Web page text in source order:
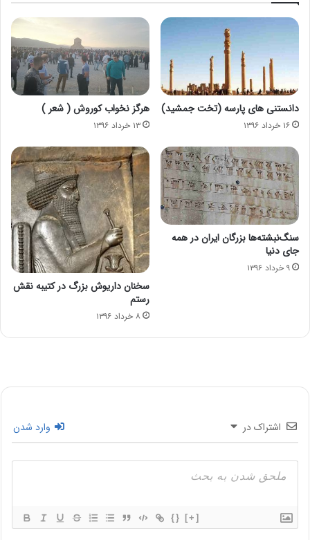
دانستنی های پارسه (تخت جمشید)
۱۶ خرداد ۱۳۹۶
هرگز نخواب کوروش ( شعر )
۱۳ خرداد ۱۳۹۶
سنگ‌نبشته‌ها بزرگان ایران در همه
جای دنیا
۹ خرداد ۱۳۹۶
سخنان داریوش بزرگ در کتیبه نقش
رستم
۸ خرداد ۱۳۹۶
اشتراک در وارد شدن
{} [+]